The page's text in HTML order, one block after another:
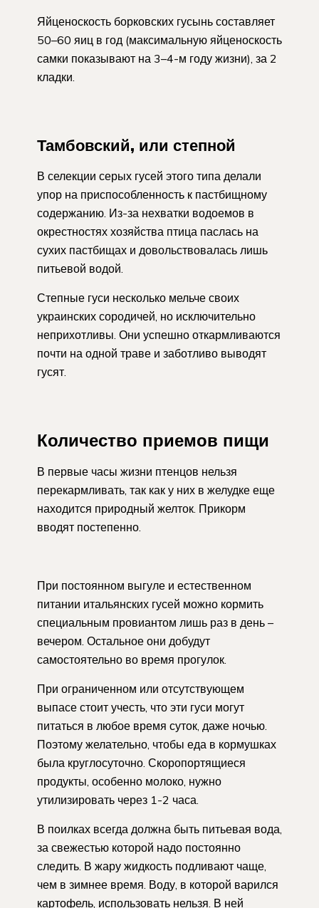
Яйценоскость борковских гусынь составляет
50–60 яиц в год (максимальную яйценоскость
самки показывают на 3–4-м году жизни), за 2
кладки.
Тамбовский, или степной
В селекции серых гусей этого типа делали
упор на приспособленность к пастбищному
содержанию. Из-за нехватки водоемов в
окрестностях хозяйства птица паслась на
сухих пастбищах и довольствовалась лишь
питьевой водой.
Степные гуси несколько мельче своих
украинских сородичей, но исключительно
неприхотливы. Они успешно откармливаются
почти на одной траве и заботливо выводят
гусят.
Количество приемов пищи
В первые часы жизни птенцов нельзя
перекармливать, так как у них в желудке еще
находится природный желток. Прикорм
вводят постепенно.
При постоянном выгуле и естественном
питании итальянских гусей можно кормить
специальным провиантом лишь раз в день –
вечером. Остальное они добудут
самостоятельно во время прогулок.
При ограниченном или отсутствующем
выпасе стоит учесть, что эти гуси могут
питаться в любое время суток, даже ночью.
Поэтому желательно, чтобы еда в кормушках
была круглосуточно. Скоропортящиеся
продукты, особенно молоко, нужно
утилизировать через 1-2 часа.
В поилках всегда должна быть питьевая вода,
за свежестью которой надо постоянно
следить. В жару жидкость подливают чаще,
чем в зимнее время. Воду, в которой варился
картофель, использовать нельзя. В ней